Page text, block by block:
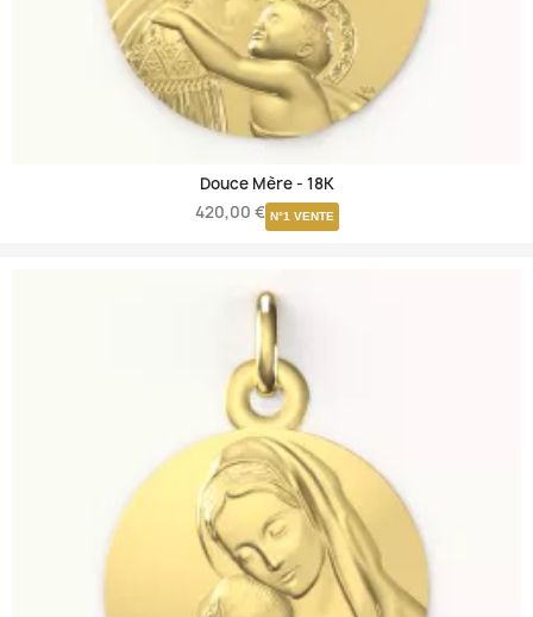
Douce Mère - 18K
420,00 € N°1 VENTE